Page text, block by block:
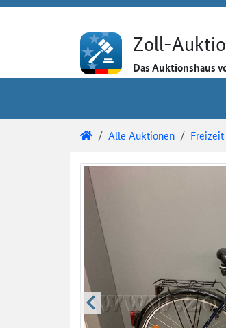
Zoll-
Das Auktionshaus
Zoll-Auktion
Alle Auktionen
Auktionsdetails
Auktionsüberblick
zurück blättern